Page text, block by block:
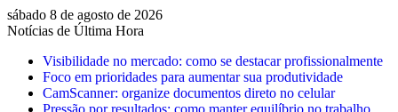
sábado 8 de agosto de 2026
Notícias de Última Hora
Visibilidade no mercado: como se destacar profissionalmente
Foco em prioridades para aumentar sua produtividade
CamScanner: organize documentos direto no celular
Pressão por resultados: como manter equilíbrio no trabalho